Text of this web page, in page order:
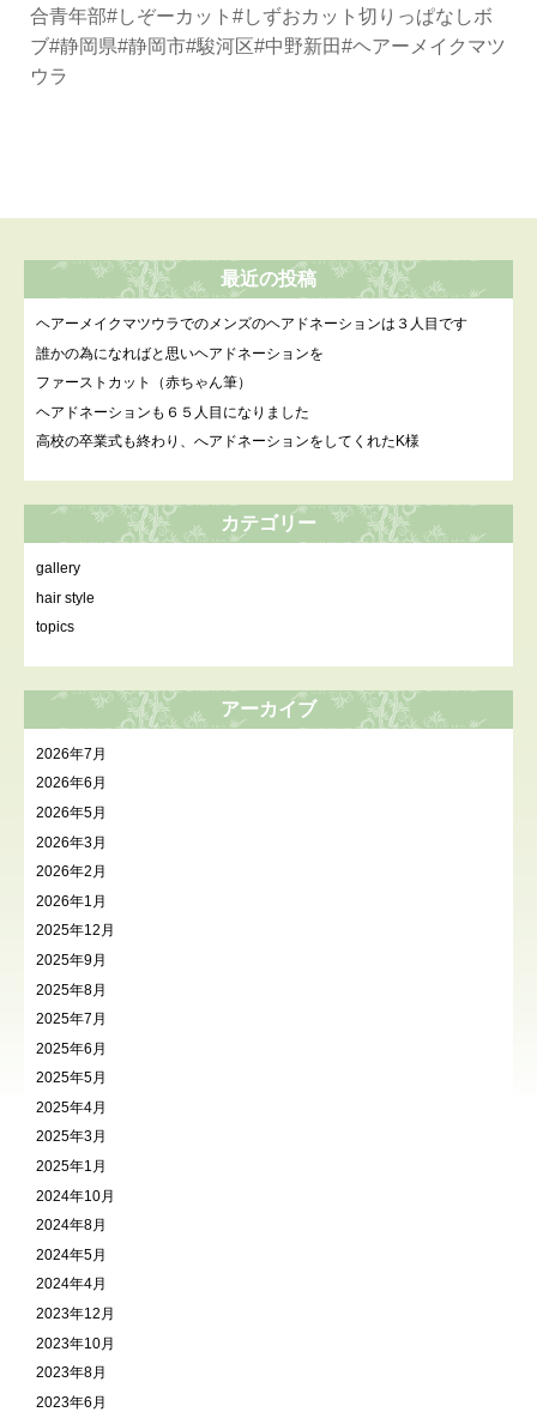
合青年部#しぞーカット#しずおカット切りっぱなしボ
ブ#静岡県#静岡市#駿河区#中野新田#ヘアーメイクマツ
ウラ
最近の投稿
ヘアーメイクマツウラでのメンズのヘアドネーションは３人目です
誰かの為になればと思いヘアドネーションを
ファーストカット（赤ちゃん筆）
ヘアドネーションも６５人目になりました
高校の卒業式も終わり、へアドネーションをしてくれたK様
カテゴリー
gallery
hair style
topics
アーカイブ
2026年7月
2026年6月
2026年5月
2026年3月
2026年2月
2026年1月
2025年12月
2025年9月
2025年8月
2025年7月
2025年6月
2025年5月
2025年4月
2025年3月
2025年1月
2024年10月
2024年8月
2024年5月
2024年4月
2023年12月
2023年10月
2023年8月
2023年6月